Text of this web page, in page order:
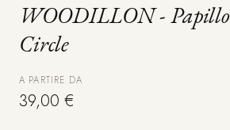
WOODILLON -
Circle
A PARTIRE DA
39,00 €